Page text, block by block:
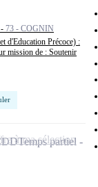
73 - COGNIN
d'Education Précoce) :
mission de : Soutenir
Temps partiel
à ma sélection